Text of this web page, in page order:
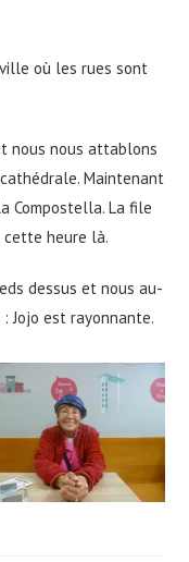
où les rues sont
nous nous attablons
Maintenant
Compostella. La file
heure là.
dessus et nous au-
Jojo est rayonnante.